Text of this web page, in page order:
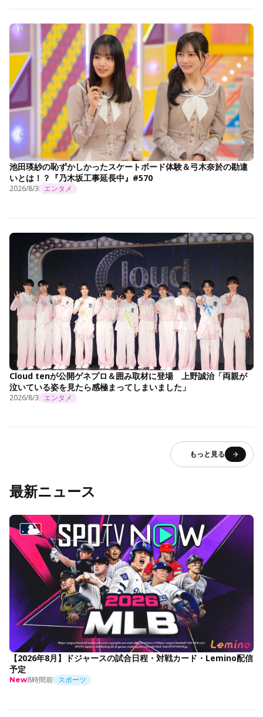
池田瑛紗の恥ずかしかったスケートボード体験＆弓木奈於の勘違
いとは！？『乃木坂工事延長中』#570
2026/8/3 エンタメ
Cloud tenが公開ゲネプロ＆囲み取材に登場 上野誠治「両親が
泣いている姿を見たら感極まってしまいました」
2026/8/3 エンタメ
もっと見る
最新ニュース
【2026年8月】ドジャースの試合日程・対戦カード・Lemino配信
予定
New8時間前 スポーツ